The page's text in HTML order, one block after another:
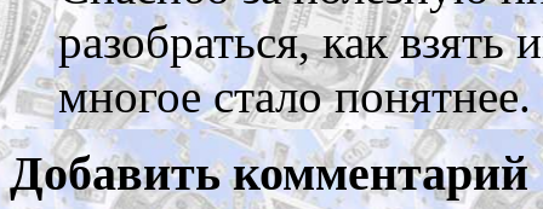
разобраться, как взять
многое стало понятнее.
Добавить комментарий